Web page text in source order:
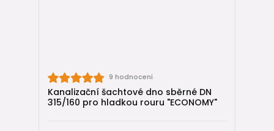
9 hodnocení
Kanalizační šachtové dno sběrné DN
315/160 pro hladkou rouru "ECONOMY"